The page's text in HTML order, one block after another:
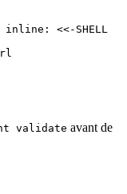
inline :
<<-SHELL
validate avant de